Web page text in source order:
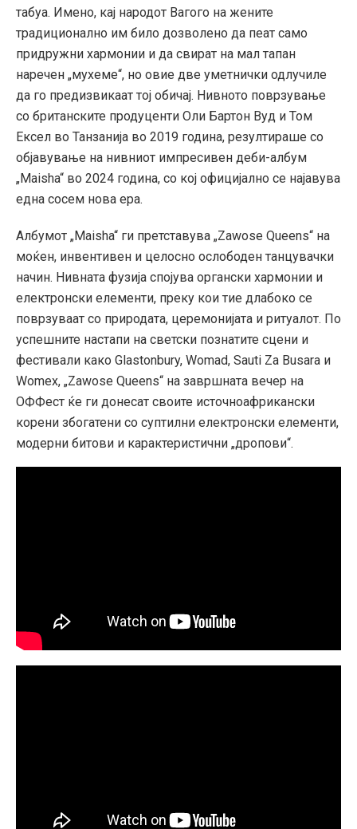
табуа. Имено, кај народот Вагого на жените
традиционално им било дозволено да пеат само
придружни хармонии и да свират на мал тапан
наречен „мухеме“, но овие две уметнички одлучиле
да го предизвикаат тој обичај. Нивното поврзување
со британските продуценти Оли Бартон Вуд и Том
Ексел во Танзанија во 2019 година, резултираше со
објавување на нивниот импресивен деби-албум
„Maisha“ во 2024 година, со кој официјално се најавува
една сосем нова ера.
Албумот „Maisha“ ги претставува „Zawose Queens“ на
моќен, инвентивен и целосно ослободен танцувачки
начин. Нивната фузија спојува органски хармонии и
електронски елементи, преку кои тие длабоко се
поврзуваат со природата, церемонијата и ритуалот. По
успешните настапи на светски познатите сцени и
фестивали како Glastonbury, Womad, Sauti Za Busara и
Womex, „Zawose Queens“ на завршната вечер на
ОФФест ќе ги донесат своите источноафрикански
корени збогатени со суптилни електронски елементи,
модерни битови и карактеристични „дропови“.